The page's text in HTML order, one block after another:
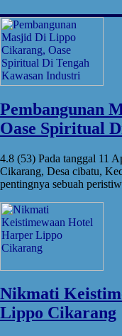
Pembangunan
Oase Spiritual
4.8 (53) Pada tanggal 11
Cikarang, Desa cibatu,
pentingnya sebuah
Nikmati
Lippo Cikarang